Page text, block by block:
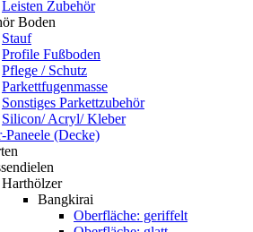
Leisten Zubehör
Boden
Stauf
Profile Fußboden
Pflege / Schutz
Parkettfugenmasse
Sonstiges Parkettzubehör
Silicon/ Acryl/ Kleber
Paneele (Decke)
Harthölzer
Bangkirai
Oberfläche: geriffelt